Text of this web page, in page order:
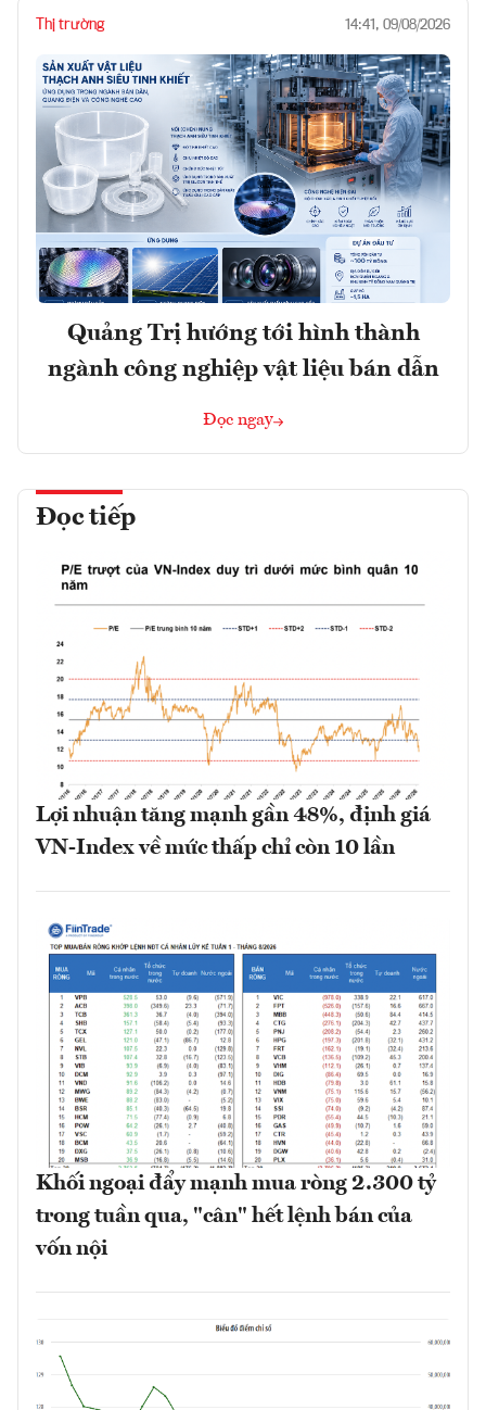
Thị trường 14:41, 09/08/2026
Quảng Trị hướng tới hình thành
ngành công nghiệp vật liệu bán dẫn
Đọc ngay
Đọc tiếp
Lợi nhuận tăng mạnh gần 48%, định giá
VN-Index về mức thấp chỉ còn 10 lần
Khối ngoại đẩy mạnh mua ròng 2.300 tỷ
trong tuần qua, "cân" hết lệnh bán của
vốn nội